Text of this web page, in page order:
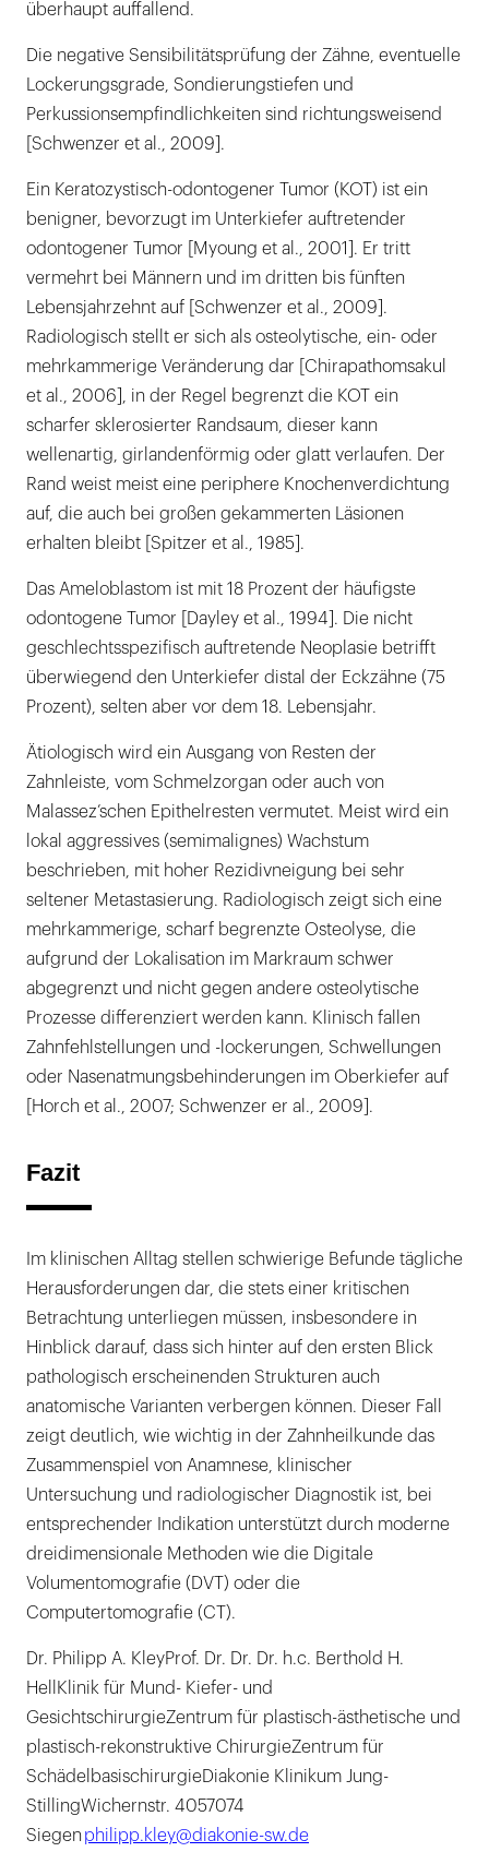
überhaupt auffallend.
Die negative Sensibilitätsprüfung der Zähne, eventuelle
Lockerungsgrade, Sondierungstiefen und
Perkussionsempfindlichkeiten sind richtungsweisend
[Schwenzer et al., 2009].
Ein Keratozystisch-odontogener Tumor (KOT) ist ein
benigner, bevorzugt im Unterkiefer auftretender
odontogener Tumor [Myoung et al., 2001]. Er tritt
vermehrt bei Männern und im dritten bis fünften
Lebensjahrzehnt auf [Schwenzer et al., 2009].
Radiologisch stellt er sich als osteolytische, ein- oder
mehrkammerige Veränderung dar [Chirapathomsakul
et al., 2006], in der Regel begrenzt die KOT ein
scharfer sklerosierter Randsaum, dieser kann
wellenartig, girlandenförmig oder glatt verlaufen. Der
Rand weist meist eine periphere Knochenverdichtung
auf, die auch bei großen gekammerten Läsionen
erhalten bleibt [Spitzer et al., 1985].
Das Ameloblastom ist mit 18 Prozent der häufigste
odontogene Tumor [Dayley et al., 1994]. Die nicht
geschlechtsspezifisch auftretende Neoplasie betrifft
überwiegend den Unterkiefer distal der Eckzähne (75
Prozent), selten aber vor dem 18. Lebensjahr.
Ätiologisch wird ein Ausgang von Resten der
Zahnleiste, vom Schmelzorgan oder auch von
Malassez’schen Epithelresten vermutet. Meist wird ein
lokal aggressives (semimalignes) Wachstum
beschrieben, mit hoher Rezidivneigung bei sehr
seltener Metastasierung. Radiologisch zeigt sich eine
mehrkammerige, scharf begrenzte Osteolyse, die
aufgrund der Lokalisation im Markraum schwer
abgegrenzt und nicht gegen andere osteolytische
Prozesse differenziert werden kann. Klinisch fallen
Zahnfehlstellungen und -lockerungen, Schwellungen
oder Nasenatmungsbehinderungen im Oberkiefer auf
[Horch et al., 2007; Schwenzer er al., 2009].
Fazit
Im klinischen Alltag stellen schwierige Befunde tägliche
Herausforderungen dar, die stets einer kritischen
Betrachtung unterliegen müssen, insbesondere in
Hinblick darauf, dass sich hinter auf den ersten Blick
pathologisch erscheinenden Strukturen auch
anatomische Varianten verbergen können. Dieser Fall
zeigt deutlich, wie wichtig in der Zahnheilkunde das
Zusammenspiel von Anamnese, klinischer
Untersuchung und radiologischer Diagnostik ist, bei
entsprechender Indikation unterstützt durch moderne
dreidimensionale Methoden wie die Digitale
Volumentomografie (DVT) oder die
Computertomografie (CT).
Dr. Philipp A. KleyProf. Dr. Dr. Dr. h.c. Berthold H.
HellKlinik für Mund- Kiefer- und
GesichtschirurgieZentrum für plastisch-ästhetische und
plastisch-rekonstruktive ChirurgieZentrum für
SchädelbasischirurgieDiakonie Klinikum Jung-
StillingWichernstr. 4057074
Siegen philipp.kley@diakonie-sw.de